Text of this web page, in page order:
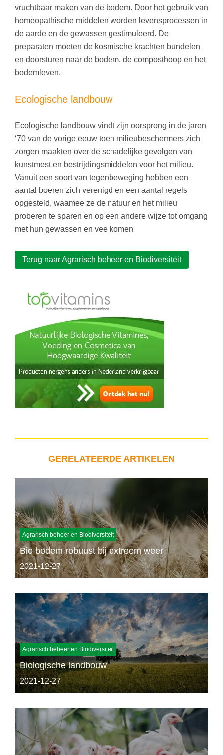
vruchtbaar maken van de bodem. Door het gebruik van
homeopathische middelen worden levensprocessen in
de aarde en de gewassen gestimuleerd. De
preparaten moeten de kosmische krachten bundelen
en doorsturen naar de bodem, de composthoop en het
bodemleven.
Ecologische landbouw
Ecologische landbouw vindt zijn oorsprong in de jaren
‘70 van de vorige eeuw toen milieubeschermers zich
zorgen maakten over de schadelijke gevolgen van
kunstmest en bestrijdingsmiddelen voor het milieu.
Vanuit een soort van tegenbeweging hebben een
aantal boeren zich verenigd en een aantal regels
opgesteld, waamee ze de natuur en het milieu
proberen te sparen en op een andere wijze tot omgang
met hun gewassen en vee komen
Terug naar Agrarisch beheer en Biodiversiteit
GERELATEERDE ARTIKELEN
Agrarisch beheer en Biodiversiteit
Bio bodem robuust bij extreem weer
2021-12-27
Agrarisch beheer en Biodiversiteit
Biologische landbouw
2021-12-27